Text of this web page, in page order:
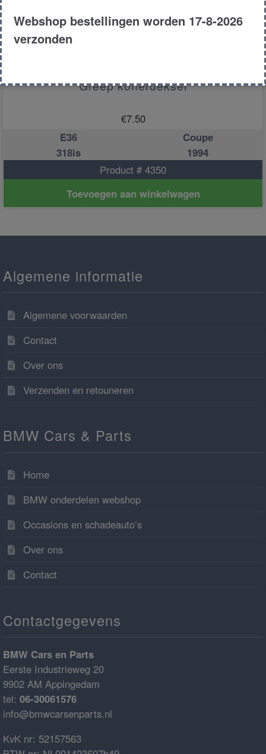
Greep kofferdeksel
€7.50
E36
Coupe
318is
1994
Product # 4350
Toevoegen aan winkelwagen
Algemene informatie
Algemene voorwaarden
Contact
Over ons
Verzenden en retouneren
BMW Cars & Parts
Home
BMW onderdelen webshop
Occasions en schadeauto’s
Over ons
Contact
Contactgegevens
BMW Cars en Parts
Eerste Industrieweg 20
9902 AM Appingedam
tel: 06-30061576
info@bmwcarsenparts.nl
KvK nr: 52157563
Webshop bestellingen worden 17-8-2026
verzonden